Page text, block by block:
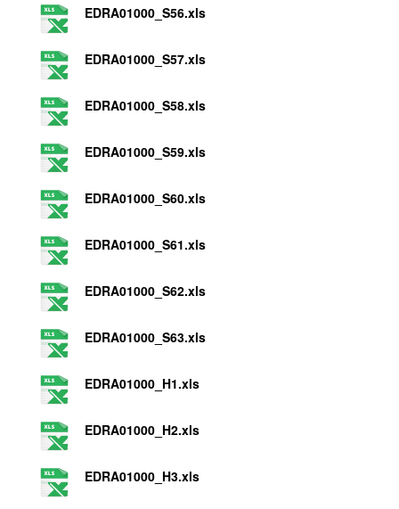
EDRA01000_S56.xls
EDRA01000_S57.xls
EDRA01000_S58.xls
EDRA01000_S59.xls
EDRA01000_S60.xls
EDRA01000_S61.xls
EDRA01000_S62.xls
EDRA01000_S63.xls
EDRA01000_H1.xls
EDRA01000_H2.xls
EDRA01000_H3.xls